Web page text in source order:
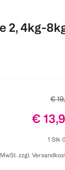
2, 4kg-
€
Preis:
€
1 Stk
zzgl.